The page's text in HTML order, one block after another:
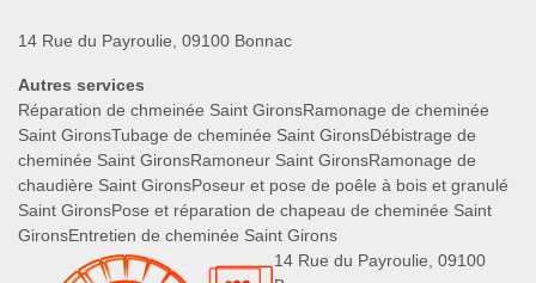
14 Rue du Payroulie, 09100 Bonnac
Autres services
Réparation de chmeinée Saint GironsRamonage de cheminée
Saint GironsTubage de cheminée Saint GironsDébistrage de
cheminée Saint GironsRamoneur Saint GironsRamonage de
chaudière Saint GironsPoseur et pose de poêle à bois et granulé
Saint GironsPose et réparation de chapeau de cheminée Saint
GironsEntretien de cheminée Saint Girons
14 Rue du Payroulie, 09100